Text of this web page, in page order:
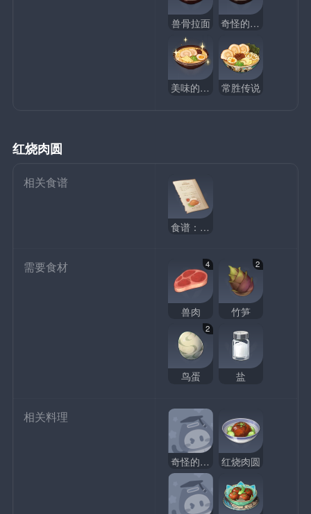
兽骨拉面 奇怪的兽骨拉面
美味的兽骨拉面 常胜传说
红烧肉圆
相关食谱
食谱：红烧肉圆
需要食材 4
兽肉
2
竹笋
2
鸟蛋 盐
相关料理
奇怪的红烧肉圆 红烧肉圆